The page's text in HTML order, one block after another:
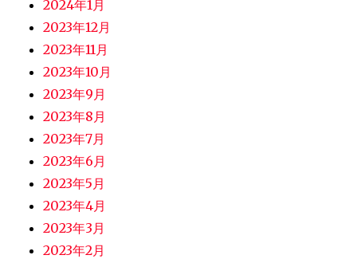
2024年1月
2023年12月
2023年11月
2023年10月
2023年9月
2023年8月
2023年7月
2023年6月
2023年5月
2023年4月
2023年3月
2023年2月